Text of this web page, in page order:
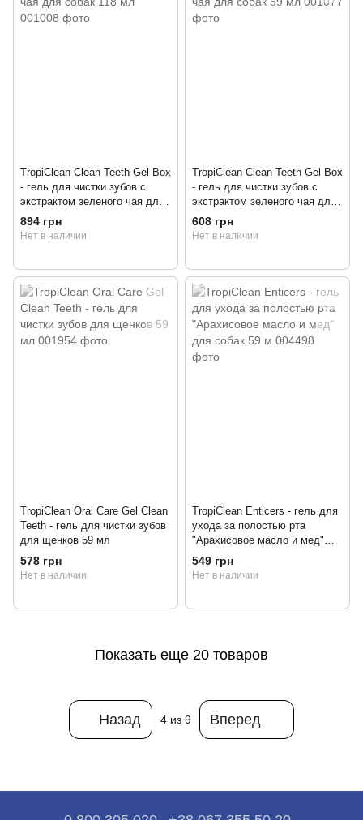
TropiClean Clean Teeth Gel Box
- гель для чистки зубов с
экстрактом зеленого чая для
собак 118 мл
894 грн
Нет в наличии
TropiClean Clean Teeth Gel Box
- гель для чистки зубов с
экстрактом зеленого чая для
собак 59 мл
608 грн
Нет в наличии
TropiClean Oral Care Gel Clean
Teeth - гель для чистки зубов
для щенков 59 мл
578 грн
Нет в наличии
TropiClean Enticers - гель для
ухода за полостью рта
"Арахисовое масло и мед"
для собак 59 м
549 грн
Нет в наличии
Показать еще 20 товаров
Назад 4из 9 Вперед